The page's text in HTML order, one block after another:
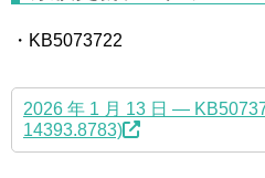
・KB5073722
2026 年 1 月 13 日 —
14393.8783)